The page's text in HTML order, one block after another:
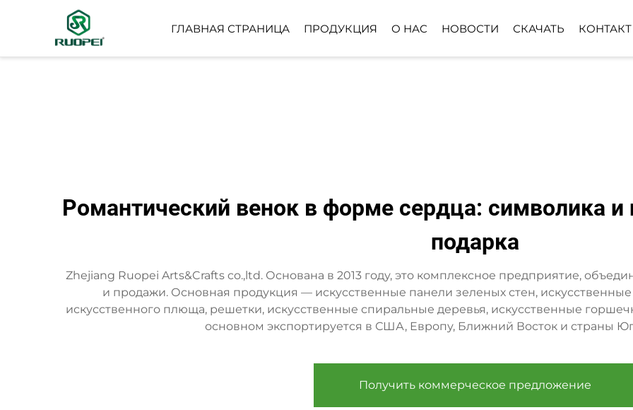
ГЛАВНАЯ СТРАНИЦА ПРОДУКЦИЯ О НАС НОВОСТИ СКАЧАТЬ КОНТАКТ
Романтический венок в форме сердца: символика
подарка
Zhejiang Ruopei Arts&Crafts co.,ltd. Основана в 2013 году, это комплексное предприятие,
и продажи. Основная продукция — искусственные панели зеленых стен,
искусственного плюща, решетки, искусственные спиральные деревья, искусственные
основном экспортируется в США, Европу, Ближний Восток и страны
Получить коммерческое предложение